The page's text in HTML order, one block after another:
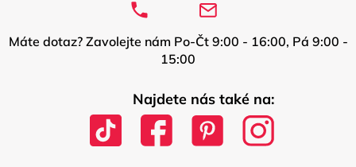
Máte dotaz? Zavolejte nám Po-Čt 9:00 - 16:00, Pá 9:00 -
15:00
Najdete nás také na: